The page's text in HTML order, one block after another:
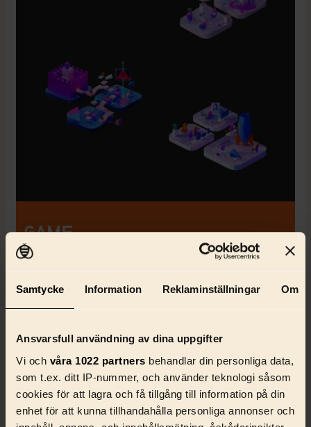
Samtycke Information Reklaminställningar Om
Ansvarsfull användning av dina uppgifter
Vi och våra 1022 partners behandlar din personliga data,
som t.ex. ditt IP-nummer, och använder teknologi såsom
cookies för att lagra och få tillgång till information på din
enhet för att kunna tillhandahålla personliga annonser och